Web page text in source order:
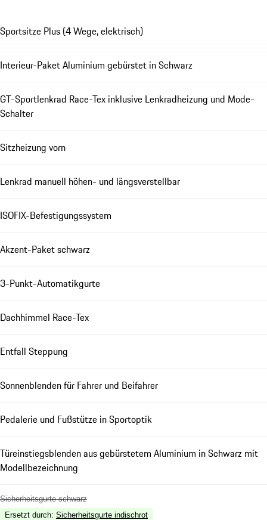
Sportsitze Plus (4 Wege, elektrisch)
Interieur-Paket Aluminium gebürstet in Schwarz
GT-Sportlenkrad Race-Tex inklusive Lenkradheizung und Mode-
Schalter
Sitzheizung vorn
Lenkrad manuell höhen- und längsverstellbar
ISOFIX-Befestigungssystem
Akzent-Paket schwarz
3-Punkt-Automatikgurte
Dachhimmel Race-Tex
Entfall Steppung
Sonnenblenden für Fahrer und Beifahrer
Pedalerie und Fußstütze in Sportoptik
Türeinstiegsblenden aus gebürstetem Aluminium in Schwarz mit
Modellbezeichnung
Sicherheitsgurte schwarz
Ersetzt durch: Sicherheitsgurte indischrot